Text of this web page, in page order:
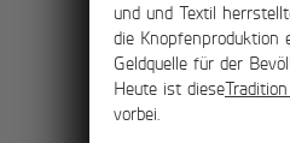
und und Textil
die Knopfenproduktion
Geldquelle für der
Heute ist dieseTradition
vorbei.